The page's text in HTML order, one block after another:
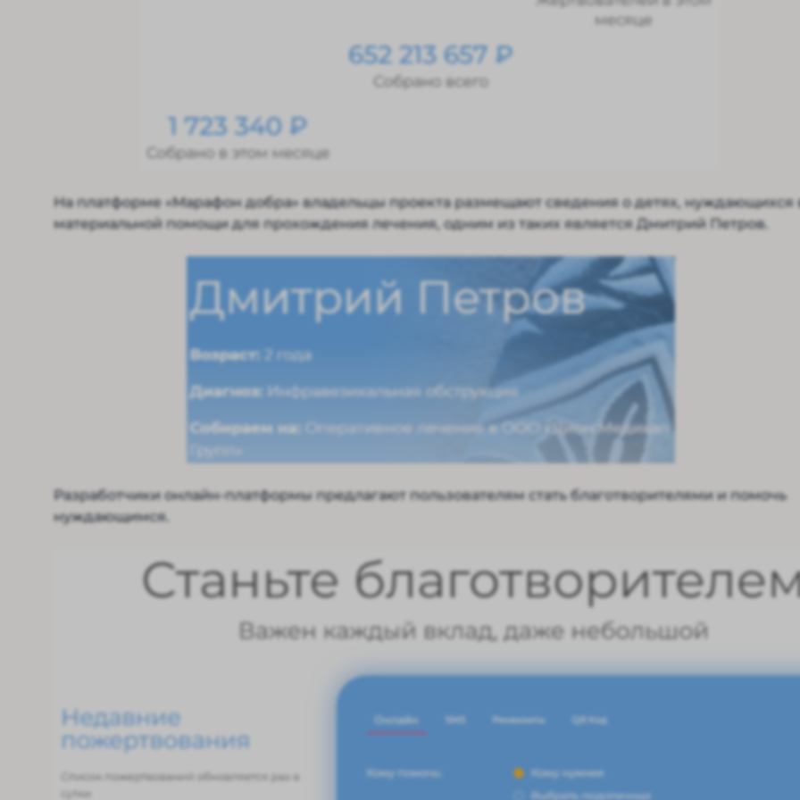
На платформе «Марафон добра» владельцы проекта размещают сведения о детях, нуждающихся
материальной помощи для прохождения лечения, одним из таких является Дмитрий Петров.
Разработчики онлайн-платформы предлагают пользователям стать благотворителями и помочь
нуждающимся.